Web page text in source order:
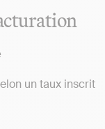
un taux inscrit